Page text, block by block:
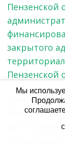
Пензенской
закрытого
Пензенской
Приказ
Заречного
№ 30 «О
Мы